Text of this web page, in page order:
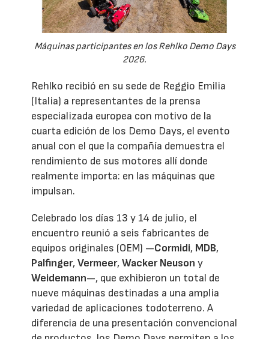
Máquinas participantes en los Rehlko Demo Days
2026.
Rehlko recibió en su sede de Reggio Emilia
(Italia) a representantes de la prensa
especializada europea con motivo de la
cuarta edición de los Demo Days, el evento
anual con el que la compañía demuestra el
rendimiento de sus motores allí donde
realmente importa: en las máquinas que
impulsan.
Celebrado los días 13 y 14 de julio, el
encuentro reunió a seis fabricantes de
equipos originales (OEM) —Cormidi, MDB,
Palfinger,Vermeer,Wacker Neuson y
Weidemann—, que exhibieron un total de
nueve máquinas destinadas a una amplia
variedad de aplicaciones todoterreno. A
diferencia de una presentación convencional